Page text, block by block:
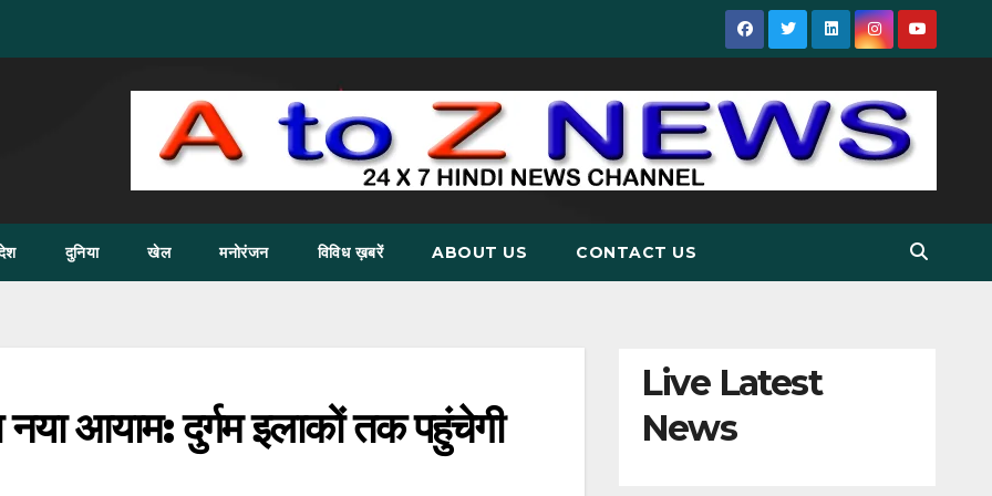
दुनिया खेल मनोरंजन विविध ख़बरें ABOUT US CONTACT US
नया आयाम: दुर्गम इलाकों तक पहुंचेगी
Live Latest
News